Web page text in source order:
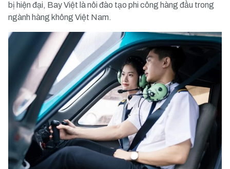
bị hiện đại, Bay Việt là nôi đào tạo phi công hàng đầu trong
ngành hàng không Việt Nam.